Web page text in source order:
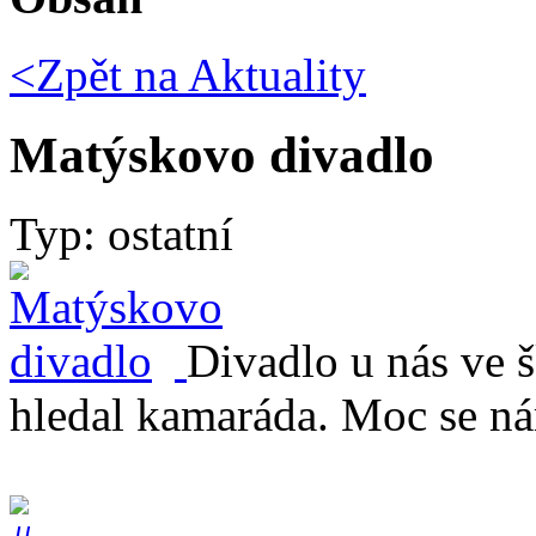
<Zpět na Aktuality
Matýskovo divadlo
Typ: ostatní
Divadlo u nás ve
hledal kamaráda. Moc se